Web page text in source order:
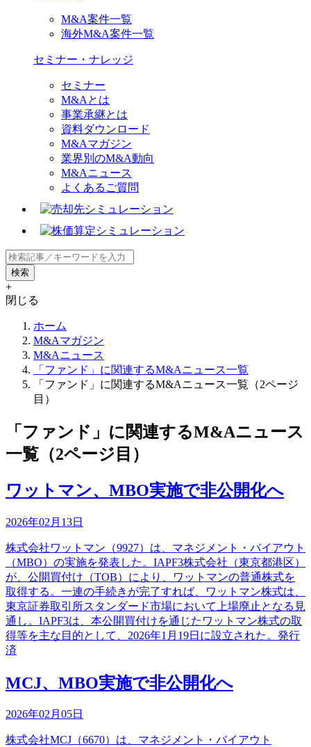
M&A案件一覧
海外M&A案件一覧
セミナー・ナレッジ
セミナー
M&Aとは
事業承継とは
資料ダウンロード
M&Aマガジン
業界別のM&A動向
M&Aニュース
よくあるご質問
+
閉じる
ホーム
M&Aマガジン
M&Aニュース
「ファンド」に関連するM&Aニュース一覧
「ファンド」に関連するM&Aニュース一覧（2ページ
目）
「ファンド」に関連するM&Aニュース
一覧（2ページ目）
ワットマン、MBO実施で非公開化へ
2026年02月13日
株式会社ワットマン（9927）は、マネジメント・バイアウト
（MBO）の実施を発表した。IAPF3株式会社（東京都港区）
が、公開買付け（TOB）により、ワットマンの普通株式を
取得する。一連の手続きが完了すれば、ワットマン株式は、
東京証券取引所スタンダード市場において上場廃止となる見
通し。IAPF3は、本公開買付けを通じたワットマン株式の取
得等を主な目的として、2026年1月19日に設立された。発行
済
MCJ、MBO実施で非公開化へ
2026年02月05日
株式会社MCJ（6670）は、マネジメント・バイアウト